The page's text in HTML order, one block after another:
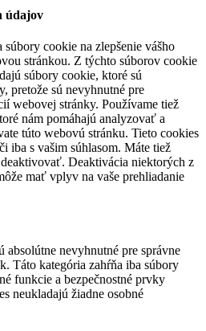
údajov
cookie na zlepšenie vášho
stránkou. Z týchto súborov cookie
súbory cookie, ktoré sú
pretože sú nevyhnutné pre
webovej stránky. Používame tiež
nám pomáhajú analyzovať a
túto webovú stránku. Tieto cookies
iba s vašim súhlasom. Máte tiež
Deaktivácia niektorých z
mať vplyv na vaše prehliadanie
absolútne nevyhnutné pre správne
Táto kategória zahŕňa iba súbory
funkcie a bezpečnostné prvky
neukladajú žiadne osobné